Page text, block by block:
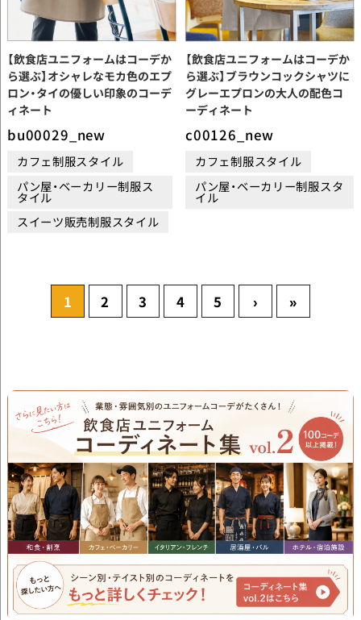
【飲食店ユニフォームはコーデか
ら選ぶ】オシャレなモカ色のエプ
ロン・タイの優しい印象のコーデ
ィネート
bu00029_new
カフェ制服スタイル
パン屋・ベーカリー制服ス
タイル
スイーツ販売制服スタイル
【飲食店ユニフォームはコーデか
ら選ぶ】ブラウンコックシャツに
グレーエプロンの大人の配色コ
ーディネート
c00126_new
カフェ制服スタイル
パン屋・ベーカリー制服スタ
イル
1 2 3 4 5 › »